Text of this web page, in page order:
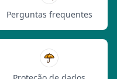
Perguntas frequentes